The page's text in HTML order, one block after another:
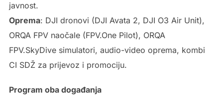
javnost.
Oprema: DJI dronovi (DJI Avata 2, DJI O3 Air Unit),
ORQA FPV naočale (FPV.One Pilot), ORQA
FPV.SkyDive simulatori, audio-video oprema, kombi
CI SDŽ za prijevoz i promociju.
Program oba događanja